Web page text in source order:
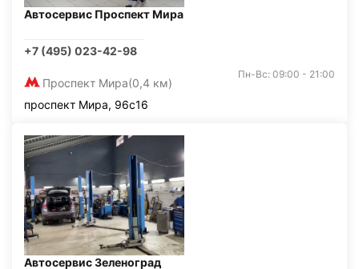
Автосервис Проспект Мира
+7 (495) 023-42-98
Проспект Мира(0,4 км)
Пн-Вс: 09:00 - 21:00
проспект Мира, 96с16
Автосервис Зеленоград